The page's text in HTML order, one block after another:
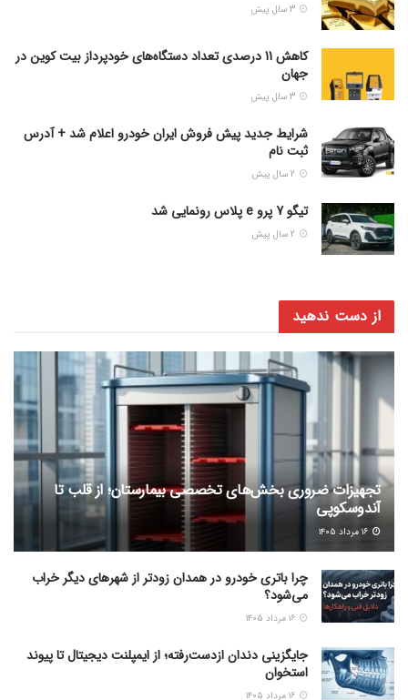
کاهش 11 درصدی تعداد دستگاه‌های خودپرداز بیت کوین در
جهان
شرایط جدید پیش فروش ایران خودرو اعلام شد + آدرس
ثبت نام
تیگو 7 پرو e پلاس رونمایی شد
از دست ندهید
تجهیزات ضروری بخش‌های تخصصی بیمارستان؛ از قلب تا
آندوسکوپی
چرا باتری خودرو در همدان زودتر از شهرهای دیگر خراب
می‌شود؟
جایگزینی دندان ازدست‌رفته؛ از ایمپلنت دیجیتال تا پیوند
استخوان